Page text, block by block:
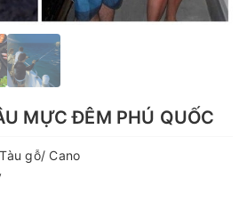
MỰC ĐÊM PHÚ QUỐC
gỗ/ Cano